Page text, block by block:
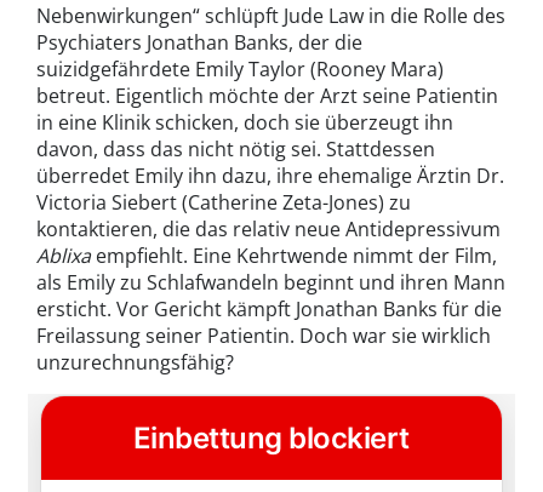
Nebenwirkungen“ schlüpft Jude Law in die Rolle des
Psychiaters Jonathan Banks, der die
suizidgefährdete Emily Taylor (Rooney Mara)
betreut. Eigentlich möchte der Arzt seine Patientin
in eine Klinik schicken, doch sie überzeugt ihn
davon, dass das nicht nötig sei. Stattdessen
überredet Emily ihn dazu, ihre ehemalige Ärztin Dr.
Victoria Siebert (Catherine Zeta-Jones) zu
kontaktieren, die das relativ neue Antidepressivum
Ablixaempfiehlt. Eine Kehrtwende nimmt der Film,
als Emily zu Schlafwandeln beginnt und ihren Mann
ersticht. Vor Gericht kämpft Jonathan Banks für die
Freilassung seiner Patientin. Doch war sie wirklich
unzurechnungsfähig?